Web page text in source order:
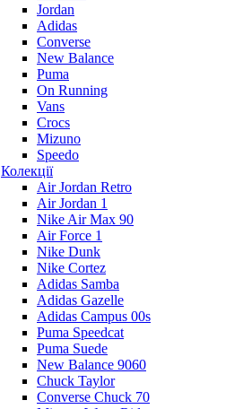
Jordan
Adidas
Converse
New Balance
Puma
On Running
Vans
Crocs
Mizuno
Speedo
Колекції
Air Jordan Retro
Air Jordan 1
Nike Air Max 90
Air Force 1
Nike Dunk
Nike Cortez
Adidas Samba
Adidas Gazelle
Adidas Campus 00s
Puma Speedcat
Puma Suede
New Balance 9060
Chuck Taylor
Converse Chuck 70